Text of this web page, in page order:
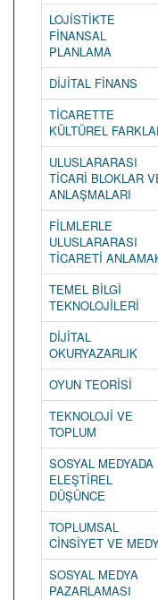
LOJİSTİKTE
FİNANSAL
PLANLAMA
DİJİTAL FİNANS
TİCARETTE
KÜLTÜREL
ULUSLARARASI
TİCARİ BLOKLAR
ANLAŞMALARI
FİLMLERLE
ULUSLARARASI
TİCARETİ
TEMEL BİLGİ
TEKNOLOJİLERİ
DİJİTAL
OKURYAZARLIK
OYUN TEORİSİ
TEKNOLOJİ VE
TOPLUM
SOSYAL MEDYADA
ELEŞTİREL
DÜŞÜNCE
TOPLUMSAL
CİNSİYET VE
SOSYAL MEDYA
PAZARLAMASI